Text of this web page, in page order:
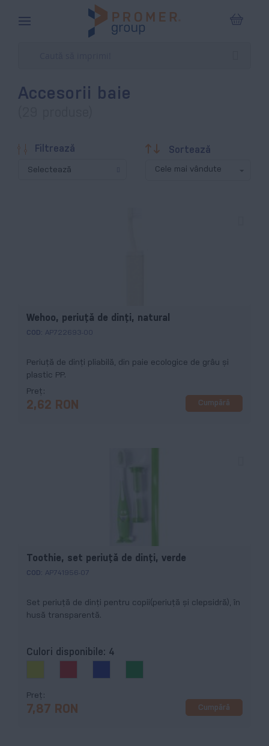
Accesorii baie
Filtrează
Selectează
Sortează
Descendentă
Wehoo, periuță de dinți, natural
COD: AP722693-00
Periuță de dinți pliabilă, din paie ecologice de grâu și
plastic PP.
Preț
2,62 RON Cumpără
Toothie, set periuță de dinți, verde
COD: AP741956-07
Set periuță de dinți pentru copii(periuță și clepsidră), în
husă transparentă.
Culori disponibile: 4
Preț
7,87 RON Cumpără